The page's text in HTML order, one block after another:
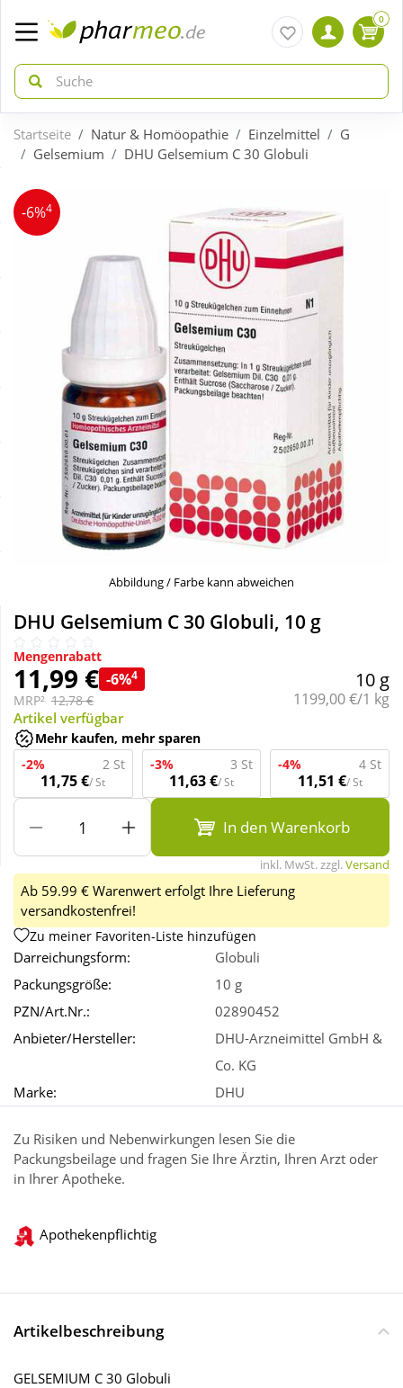
zurück
ÜBERSICHT AKTIONEN
Gratis dazu
Neuheiten
Schnäppchen
Sparsets
Täglich gut versorgt
zurück
ÜBERSICHT KATEGORIEN
Bio & Genuss
Diabetes
Körperpflege & Kosmetik
Liebe & Erotik
Mutter & Kind
Nahrungsergänzung
Natur & Homöopathie
Sanitätshaus
Sport & Fitness
Tierbedarf
Wellness
0
Startseite Natur & Homöopathie Einzelmittel
G
Gelsemium
DHU Gelsemium C 30 Globuli
-6%4
Abbildung / Farbe kann abweichen
DHU Gelsemium C 30 Globuli, 10 g
Mengenrabatt
11,99 € -6%4
MRP² 12,78 €
10 g
Grundpreis:
1199,00 €/1 kg
Artikel verfügbar
Mehr kaufen, mehr sparen
-2%
2 St
11,75 €/ St
-3% 3 St
11,63 €/ St
-4% 4 St
11,51 €/ St
In den Warenkorb
inkl. MwSt. zzgl.Versand
Ab 59.99 € Warenwert erfolgt Ihre Lieferung
versandkostenfrei!
Zu meiner Favoriten-Liste hinzufügen
Darreichungsform:
Globuli
Packungsgröße:
10 g
PZN/Art.Nr.:
02890452
Anbieter/Hersteller:
DHU-Arzneimittel GmbH &
Co. KG
Marke:
DHU
Zu Risiken und Nebenwirkungen lesen Sie die
Packungsbeilage und fragen Sie Ihre Ärztin, Ihren Arzt oder
in Ihrer Apotheke.
Apothekenpflichtig
Artikelbeschreibung
GELSEMIUM C 30 Globuli